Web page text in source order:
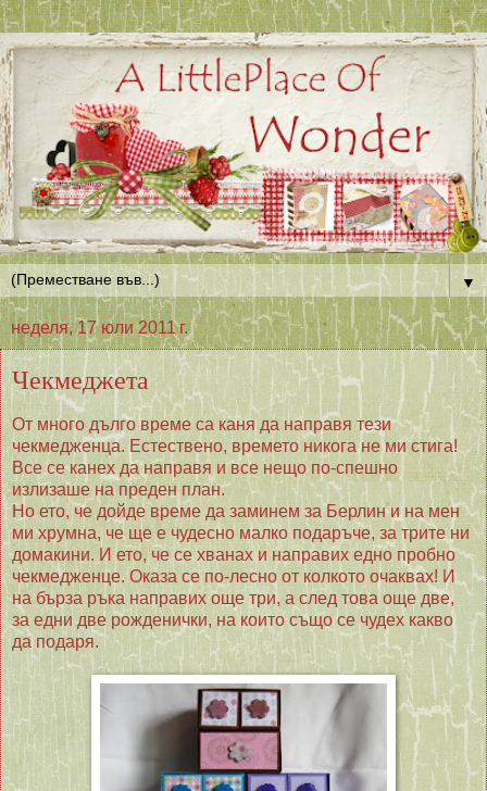
▼
неделя, 17 юли 2011 г.
Чекмеджета
От много дълго време са каня да направя тези
чекмедженца. Естествено, времето никога не ми стига!
Все се канех да направя и все нещо по-спешно
излизаше на преден план.
Но ето, че дойде време да заминем за Берлин и на мен
ми хрумна, че ще е чудесно малко подаръче, за трите ни
домакини. И ето, че се хванах и направих едно пробно
чекмедженце. Оказа се по-лесно от колкото очаквах! И
на бърза ръка направих още три, а след това още две,
за едни две рожденички, на които също се чудех какво
да подаря.